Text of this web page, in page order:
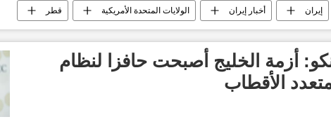
إيران أخبار إيران الولايات المتحدة الأمريكية قطر
باكستان إسرائيل أخبار إسرائيل اليوم العالم العربي
أزمة الخليج أصبحت حافزا لنظام
الأقطاب